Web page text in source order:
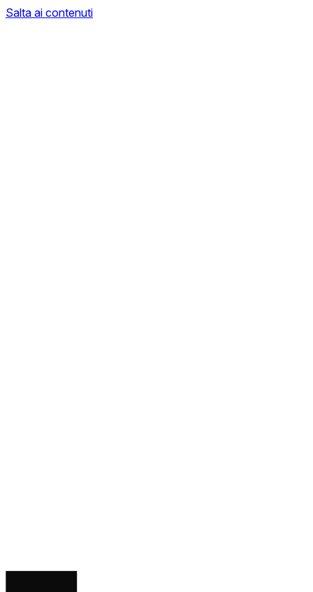
Salta ai contenuti